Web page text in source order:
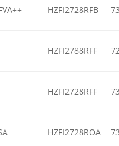
HZFI2728RFB
HZFI2788RFF
HZFI2728RFF
HZFI2728ROA